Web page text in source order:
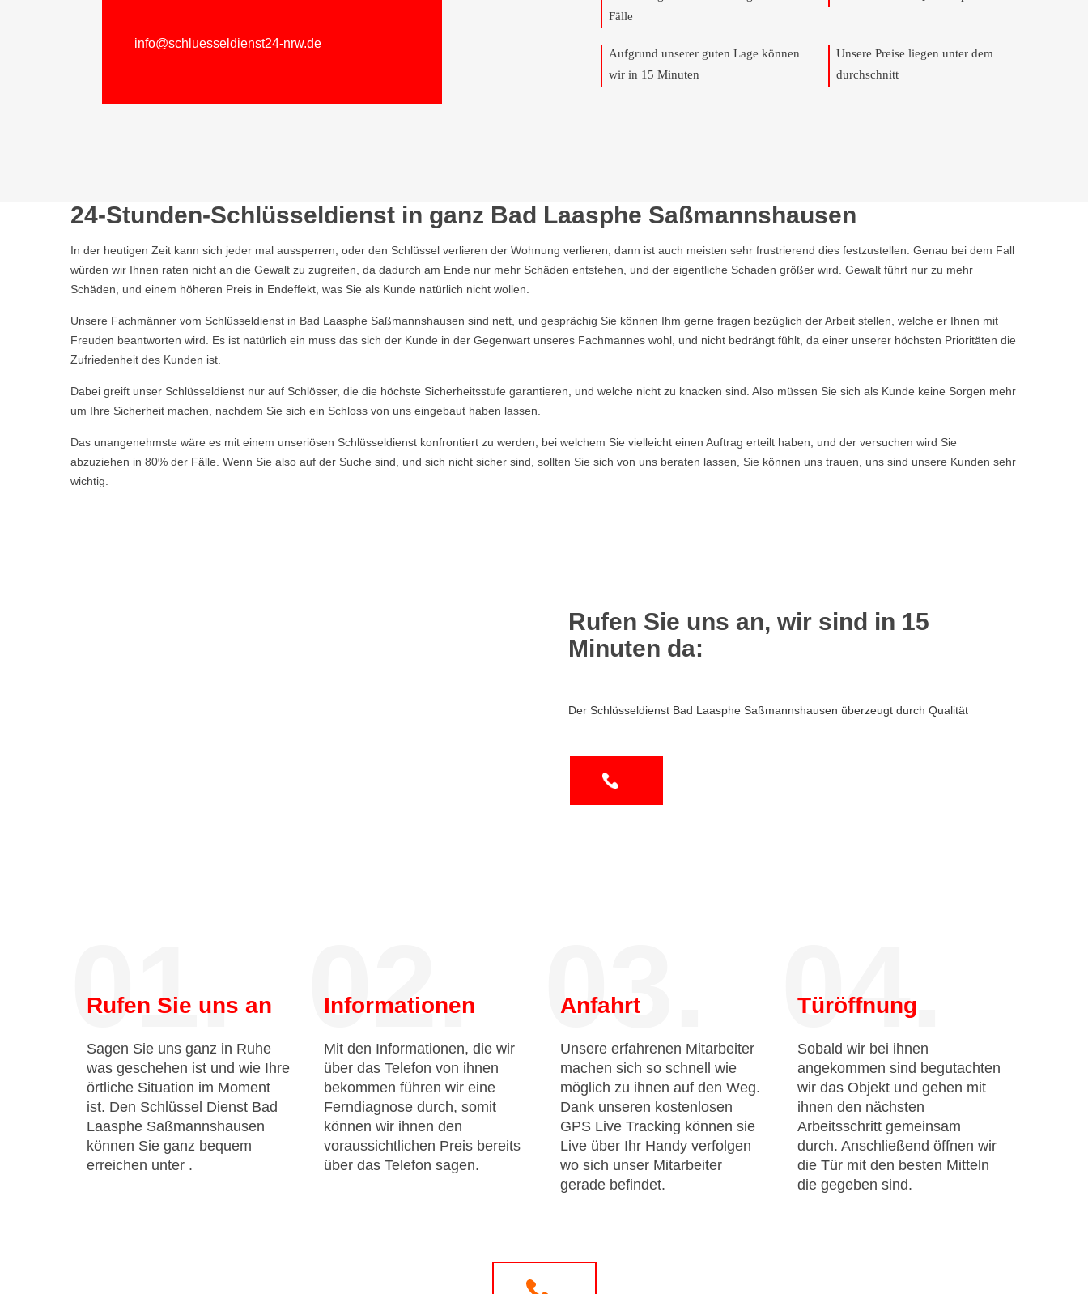
info@schluesseldienst24-nrw.de
Fälle
Aufgrund unserer guten Lage können
wir in 15 Minuten
Unsere Preise liegen unter dem
durchschnitt
24-Stunden-Schlüsseldienst in ganz Bad Laasphe Saßmannshausen
In der heutigen Zeit kann sich jeder mal aussperren, oder den Schlüssel verlieren der Wohnung verlieren, dann ist auch meisten sehr frustrierend dies festzustellen. Genau bei dem Fall
würden wir Ihnen raten nicht an die Gewalt zu zugreifen, da dadurch am Ende nur mehr Schäden entstehen, und der eigentliche Schaden größer wird. Gewalt führt nur zu mehr
Schäden, und einem höheren Preis in Endeffekt, was Sie als Kunde natürlich nicht wollen.
Unsere Fachmänner vom Schlüsseldienst in Bad Laasphe Saßmannshausen sind nett, und gesprächig Sie können Ihm gerne fragen bezüglich der Arbeit stellen, welche er Ihnen mit
Freuden beantworten wird. Es ist natürlich ein muss das sich der Kunde in der Gegenwart unseres Fachmannes wohl, und nicht bedrängt fühlt, da einer unserer höchsten Prioritäten die
Zufriedenheit des Kunden ist.
Dabei greift unser Schlüsseldienst nur auf Schlösser, die die höchste Sicherheitsstufe garantieren, und welche nicht zu knacken sind. Also müssen Sie sich als Kunde keine Sorgen mehr
um Ihre Sicherheit machen, nachdem Sie sich ein Schloss von uns eingebaut haben lassen.
Das unangenehmste wäre es mit einem unseriösen Schlüsseldienst konfrontiert zu werden, bei welchem Sie vielleicht einen Auftrag erteilt haben, und der versuchen wird Sie
abzuziehen in 80% der Fälle. Wenn Sie also auf der Suche sind, und sich nicht sicher sind, sollten Sie sich von uns beraten lassen, Sie können uns trauen, uns sind unsere Kunden sehr
wichtig.
Rufen Sie uns an, wir sind in 15
Minuten da:
Der Schlüsseldienst Bad Laasphe Saßmannshausen überzeugt durch Qualität
01.
Rufen Sie uns an
Sagen Sie uns ganz in Ruhe
was geschehen ist und wie Ihre
örtliche Situation im Moment
ist. Den Schlüssel Dienst Bad
Laasphe Saßmannshausen
können Sie ganz bequem
erreichen unter .
02.
Informationen
Mit den Informationen, die wir
über das Telefon von ihnen
bekommen führen wir eine
Ferndiagnose durch, somit
können wir ihnen den
voraussichtlichen Preis bereits
über das Telefon sagen.
03.
Anfahrt
Unsere erfahrenen Mitarbeiter
machen sich so schnell wie
möglich zu ihnen auf den Weg.
Dank unseren kostenlosen
GPS Live Tracking können sie
Live über Ihr Handy verfolgen
wo sich unser Mitarbeiter
gerade befindet.
04.
Türöffnung
Sobald wir bei ihnen
angekommen sind begutachten
wir das Objekt und gehen mit
ihnen den nächsten
Arbeitsschritt gemeinsam
durch. Anschließend öffnen wir
die Tür mit den besten Mitteln
die gegeben sind.